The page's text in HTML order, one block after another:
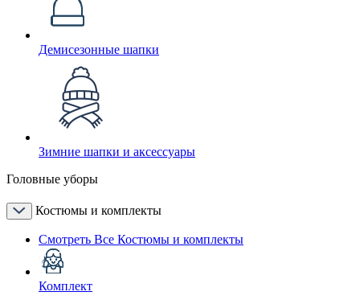
Демисезонные шапки
Зимние шапки и аксессуары
Головные уборы
Костюмы и комплекты
Смотреть Все Костюмы и комплекты
Комплект